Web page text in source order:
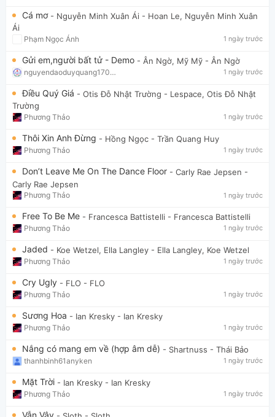
Cá mơ - Nguyễn Minh Xuân Ái - Hoan Le, Nguyễn Minh Xuân
Ái
Phạm Ngọc Ánh 1 ngày trước
Gửi em,người bất tử - Demo - Ân Ngờ, Mỹ Mỹ - Ân Ngờ
nguyendaoduyquang17021 1 ngày trước
Điều Quý Giá - Otis Đỗ Nhật Trường - Lespace, Otis Đỗ Nhật
Trường
Phương Thảo 1 ngày trước
Thôi Xin Anh Đừng - Hồng Ngọc - Trần Quang Huy
Phương Thảo 1 ngày trước
Don’t Leave Me On The Dance Floor - Carly Rae Jepsen -
Carly Rae Jepsen
Phương Thảo 1 ngày trước
Free To Be Me - Francesca Battistelli - Francesca Battistelli
Phương Thảo 1 ngày trước
Jaded - Koe Wetzel, Ella Langley - Ella Langley, Koe Wetzel
Phương Thảo 1 ngày trước
Cry Ugly - FLO - FLO
Phương Thảo 1 ngày trước
Sương Hoa - Ian Kresky - Ian Kresky
Phương Thảo 1 ngày trước
Nắng có mang em về (hợp âm dễ) - Shartnuss - Thái Bảo
thanhbinh61anyken 1 ngày trước
Mặt Trời - Ian Kresky - Ian Kresky
Phương Thảo 1 ngày trước
Vẫn Vậy